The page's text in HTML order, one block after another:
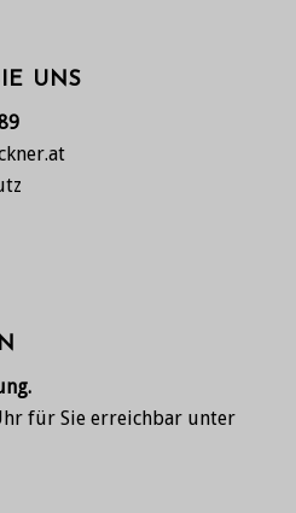
UNS
für Sie erreichbar unter